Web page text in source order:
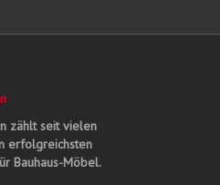
zählt seit vielen
erfolgreichsten
Bauhaus-Möbel.